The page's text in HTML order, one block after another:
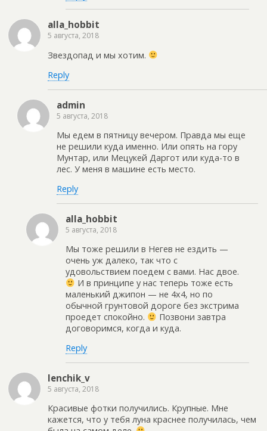
alla_hobbit
5 августа, 2018
Звездопад и мы хотим.
Reply
admin
5 августа, 2018
Мы едем в пятницу вечером. Правда мы еще
не решили куда именно. Или опять на гору
Мунтар, или Мецукей Даргот или куда-то в
лес. У меня в машине есть место.
Reply
alla_hobbit
5 августа, 2018
Мы тоже решили в Негев не ездить —
очень уж далеко, так что с
удовольствием поедем с вами. Нас двое.
И в принципе у нас теперь тоже есть
маленький джипон — не 4х4, но по
обычной грунтовой дороге без экстрима
проедет спокойно.
Позвони завтра
договоримся, когда и куда.
Reply
lenchik_v
5 августа, 2018
Красивые фотки получились. Крупные. Мне
кажется, что у тебя луна краснее получилась, чем